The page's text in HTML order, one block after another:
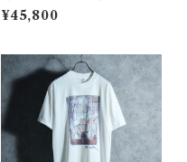
Dali Malti Print T-Shirts サ
ルバドール・ダリ マルチプリ
¥45,800